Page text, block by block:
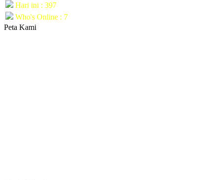
Hari ini : 397
Who's Online : 7
Peta Kami